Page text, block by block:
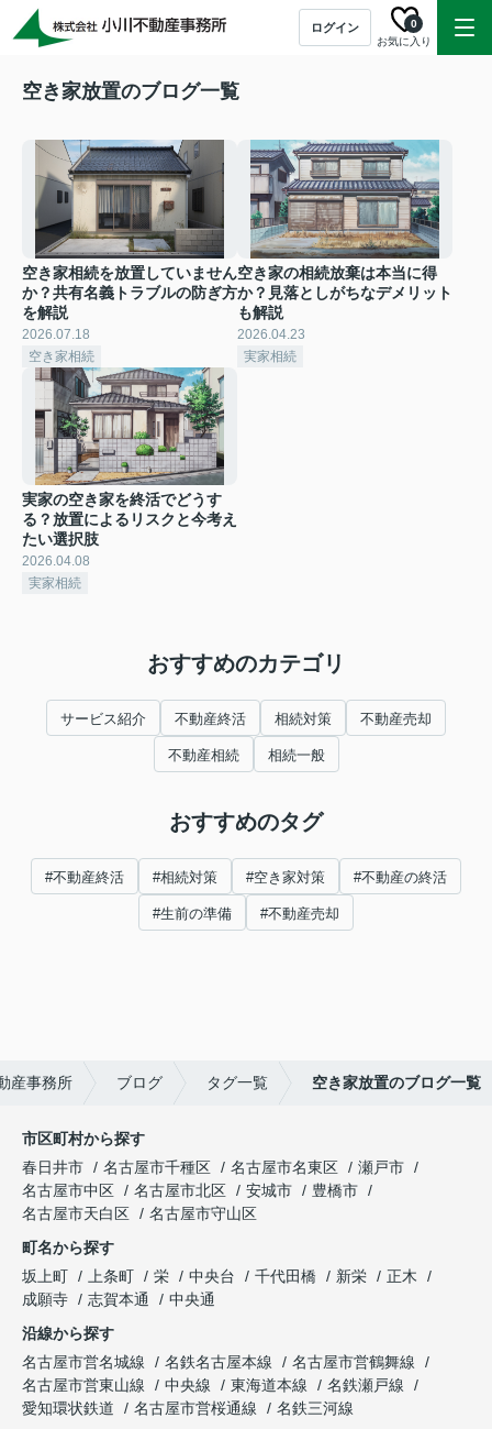
ログイン
お気に入り
0
空き家放置のブログ一覧
空き家相続を放置していません
か？共有名義トラブルの防ぎ方
を解説
2026.07.18
空き家相続
空き家の相続放棄は本当に得
か？見落としがちなデメリット
も解説
2026.04.23
実家相続
実家の空き家を終活でどうす
る？放置によるリスクと今考え
たい選択肢
2026.04.08
実家相続
おすすめのカテゴリ
サービス紹介 不動産終活 相続対策 不動産売却
不動産相続 相続一般
おすすめのタグ
#不動産終活 #相続対策 #空き家対策 #不動産の終活
#生前の準備 #不動産売却
産事務所 ブログ タグ一覧 空き家放置のブログ一覧
市区町村から探す
春日井市
名古屋市千種区 名古屋市名東区
瀬戸市
名古屋市中区
名古屋市北区 安城市
豊橋市
名古屋市天白区
名古屋市守山区
町名から探す
坂上町
上条町 栄 中央台 千代田橋 新栄
正木
成願寺
志賀本通
中央通
沿線から探す
名古屋市営名城線
名鉄名古屋本線
名古屋市営鶴舞線
名古屋市営東山線
中央線 東海道本線
名鉄瀬戸線
愛知環状鉄道
名古屋市営桜通線
名鉄三河線